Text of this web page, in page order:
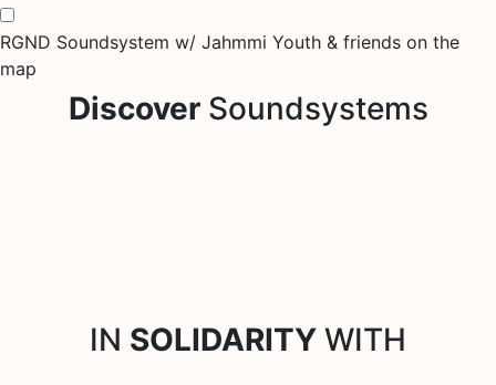
RGND Soundsystem w/ Jahmmi Youth & friends on the
map
DiscoverSoundsystems
IN SOLIDARITY WITH